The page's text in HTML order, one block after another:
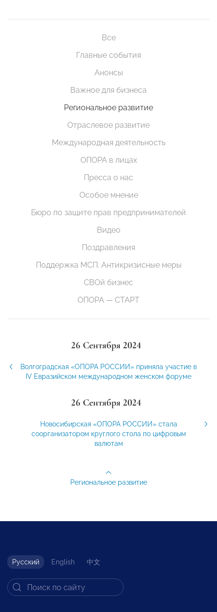
Все
Главные события
Анонсы
Важное для бизнеса
Региональное развитие
Отраслевое развитие
Международная деятельность
ОПОРА в лицах
Пресса о нас
Особое мнение
Бюро по защите прав предпринимателей
Видео
Поздравления
Поддержка МСП. Антикризисные меры
СВОй бизнес
ОПОРА — СТАРТ
26 Сентября 2024
Волгоградская «ОПОРА РОССИИ» приняла участие в
IV Евразийском международном женском форуме
26 Сентября 2024
Новосибирская «ОПОРА РОССИИ» стала
соорганизатором круглого стола по цифровым
валютам
Региональное развитие
Русский English 中文